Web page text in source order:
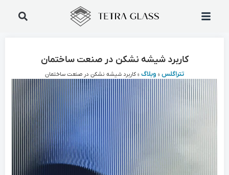
کاربرد شیشه نشکن در صنعت ساختمان
تتراگلس » وبلاگ » کاربرد شیشه نشکن در صنعت ساختمان